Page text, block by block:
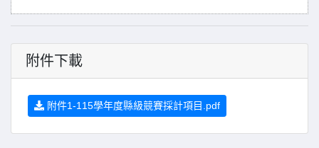
附件下載
附件1-115學年度縣級競賽採計項目.pdf